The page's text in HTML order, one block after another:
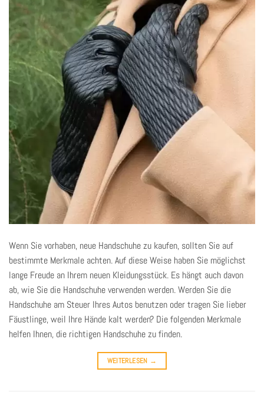
Wenn Sie vorhaben, neue Handschuhe zu kaufen, sollten Sie auf
bestimmte Merkmale achten. Auf diese Weise haben Sie möglichst
lange Freude an Ihrem neuen Kleidungsstück. Es hängt auch davon
ab, wie Sie die Handschuhe verwenden werden. Werden Sie die
Handschuhe am Steuer Ihres Autos benutzen oder tragen Sie lieber
Fäustlinge, weil Ihre Hände kalt werden? Die folgenden Merkmale
helfen Ihnen, die richtigen Handschuhe zu finden.
WEITERLESEN →